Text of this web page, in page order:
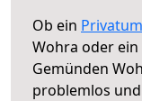
Ob ein
Wohra oder
Gemünden
problemlos